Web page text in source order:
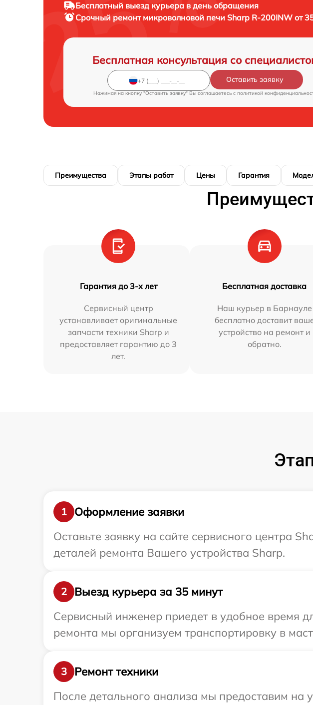
Бесплатный выезд курьера в день обращения
Срочный ремонт микроволновой печи Sharp R-200INW от
Бесплатная консультация со
Оставить заявку
Нажимая на кнопку "Оставить заявку" Вы соглашаетесь c политикой
Преимущества Этапы работ Цены Гарантия
Гарантия до 3-х лет
Сервисный центр
устанавливает оригинальные
запчасти техники Sharp и
предоставляет гарантию до 3
лет.
Бесплатная доставка
Наш курьер в Барнауле
бесплатно доставит
устройство на ремонт и
обратно.
1
Оформление заявки
Оставьте заявку на сайте сервисного центра
деталей ремонта Вашего устройства Sharp.
2
Выезд курьера за 35 минут
Сервисный инженер приедет в удобное время
ремонта мы организуем транспортировку в
3
Ремонт техники
После детального анализа мы предоставим на